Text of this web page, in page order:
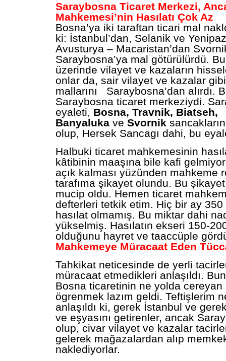
Saraybosna Ticaret Merkezi,
Mahkemesi’nin Hasılatı Çok Az
Bosna’ya iki taraftan ticari mal
ki: İstanbul’dan, Selanik ve
Avusturya – Macaristan’dan
Saraybosna’ya mal götürülürdü.
üzerinde vilayet ve kazaların
onlar da, sair vilayet ve kazalar
mallarını Saraybosna’dan alırdı.
Saraybosna ticaret merkeziydi.
eyaleti, Bosna, Travnik, Biatseh,
Banyaluka ve Svornik
olup, Hersek Sancagı dahi, bu
Halbuki ticaret mahkemesinin
kâtibinin maaşına bile kafi
açık kalması yüzünden mahkeme
tarafıma şikayet olundu. Bu
mucip oldu. Hemen ticaret
defterleri tetkik etim. Hiç bir ay
hasılat olmamış. Bu miktar dahi
yükselmiş. Hasılatın ekseri 150-
olduğunu hayret ve taaccüple
Mahkemeye Müracaat Eden
Tahkikat neticesinde de yerli
müracaat etmedikleri anlaşıldı.
Bosna ticaretinin ne yolda
ögrenmek lazım geldi. Teftişlerim
anlaşıldı ki, gerek İstanbul ve
ve eşyasını getirenler, ancak
olup, civar vilayet ve kazalar
gelerek mağazalardan alıp
naklediyorlar.